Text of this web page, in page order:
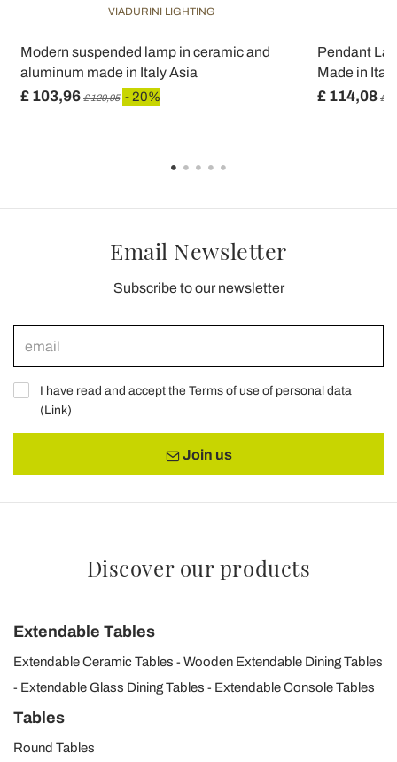
VIADURINI LIGHTING
Modern suspended lamp in ceramic and
aluminum made in Italy Asia
£ 103,96 £ 129,95 - 20%
Pendant
Made in
£ 114,08 £
Email Newsletter
Subscribe to our newsletter
I have read and accept the Terms of use of personal data
(Link)
Join us
Discover our products
Extendable Tables
Extendable Ceramic Tables
Wooden Extendable Dining Tables
Extendable Glass Dining Tables
Extendable Console Tables
Tables
Round Tables